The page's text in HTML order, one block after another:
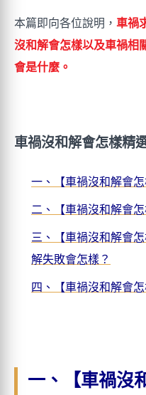
本篇即向各位說明， 車禍
沒和解會怎樣以及車禍相
會是什麼。
車禍沒和解會怎樣精
一、【車禍沒和解會
二、【車禍沒和解會
三、【車禍沒和解會
解失敗會怎樣？
四、【車禍沒和解會
一、【車禍沒